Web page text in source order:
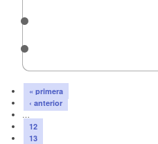
« primera
‹ anterior
…
12
13